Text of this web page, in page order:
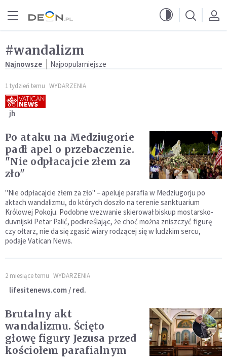
#wandalizm
Najnowsze Najpopularniejsze
1 tydzień temu WYDARZENIA
jh
Po ataku na Medziugorie
padł apel o przebaczenie.
"Nie odpłacajcie złem za
zło"
"Nie odpłacajcie złem za zło" – apeluje parafia w Medziugorju po
aktach wandalizmu, do których doszło na terenie sanktuarium
Królowej Pokoju. Podobne wezwanie skierował biskup mostarsko-
duvnijski Petar Palić, podkreślając, że choć można zniszczyć figurę
czy ołtarz, nie da się zgasić wiary rodzącej się w ludzkim sercu,
podaje Vatican News.
2 miesiące temu WYDARZENIA
lifesitenews.com / red.
Brutalny akt
wandalizmu. Ścięto
głowę figury Jezusa przed
kościołem parafialnym